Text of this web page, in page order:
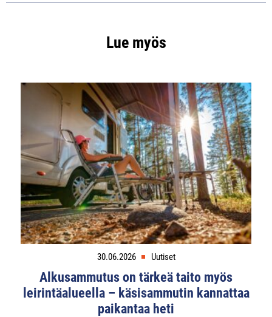
Lue myös
30.06.2026 Uutiset
Alkusammutus on tärkeä taito myös
leirintäalueella – käsisammutin kannattaa
paikantaa heti